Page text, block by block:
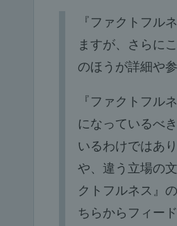
『ファクトフル
ますが、さらに
のほうが詳細や
『ファクトフル
になっているべ
いるわけではあ
や、違う立場の
クトフルネス』
ちらからフィー